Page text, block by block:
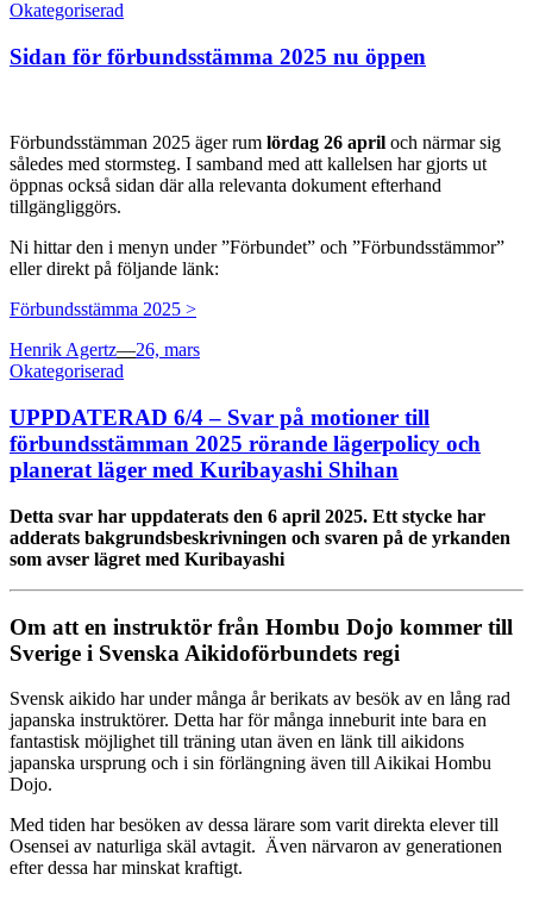
Okategoriserad
Sidan för förbundsstämma 2025 nu öppen
Förbundsstämman 2025 äger rum lördag 26 april och närmar sig
således med stormsteg. I samband med att kallelsen har gjorts ut
öppnas också sidan där alla relevanta dokument efterhand
tillgängliggörs.
Ni hittar den i menyn under ”Förbundet” och ”Förbundsstämmor”
eller direkt på följande länk:
Förbundsstämma 2025 >
Henrik Agertz—Posted
26, mars
Okategoriserad
UPPDATERAD 6/4 – Svar på motioner till
förbundsstämman 2025 rörande lägerpolicy och
planerat läger med Kuribayashi Shihan
Detta svar har uppdaterats den 6 april 2025. Ett stycke har
adderats bakgrundsbeskrivningen och svaren på de yrkanden
som avser lägret med Kuribayashi
Om att en instruktör från Hombu Dojo kommer till
Sverige i Svenska Aikidoförbundets regi
Svensk aikido har under många år berikats av besök av en lång rad
japanska instruktörer. Detta har för många inneburit inte bara en
fantastisk möjlighet till träning utan även en länk till aikidons
japanska ursprung och i sin förlängning även till Aikikai Hombu
Dojo.
Med tiden har besöken av dessa lärare som varit direkta elever till
Osensei av naturliga skäl avtagit. Även närvaron av generationen
efter dessa har minskat kraftigt.